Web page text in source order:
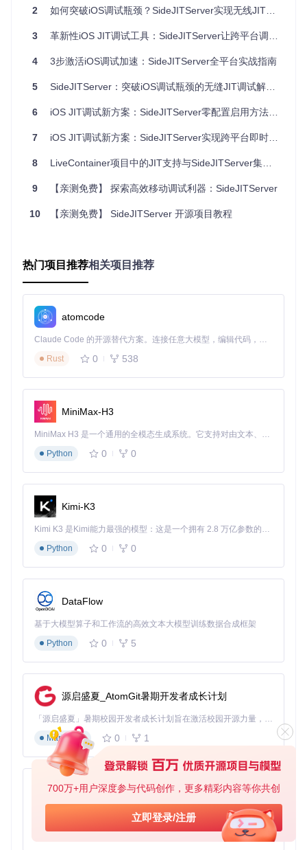
700万+用户深度参与代码创作，更多精彩内容等你共创
立即登录/注册
配置
度
需手动配置多种开发工
简化配置流程，快速上
台支
多平台适配困难
全面支持Windows、m
acOS和Linux
实践指南：快速部署与使用流程
快速部署：3步完成环境配置
准备Python环境
下命令创建并激活虚拟环境：
git clone
cd
安装依赖并启动服务
安装项目所需依赖，然后启动SideJITServer服务：
pip install -r requirements.txt
⚠️注意事项
：启动服务前，请确保iOS设备与计算机处于
同一网络环境，且在设备上信任该计算机以建立安全连
接。
连接设备：无线与USB两种模式选择
无线连接
接与计算机相同的网络，然后在SideJITServer控制台中输
入设备的IP地址进行配对。
在SideJITServer控制台中，列出已连接设备上的应用列表，
输入目标应用的序号即可启用JIT功能。启用后，应用将立即
深度解析：SideJITServer工作原理解析
JIT激活流程揭秘
SideJITServer的核心工作流程主要包括三个阶段：
设备发现与认证
服务启动后，通过Bonjour服务或USB协议扫描局域网内的
iOS设备，建立安全连接时需用户在设备上确认信任，防
止未经授权的访问。
计算机与设备建立连接后，SideJITServer向iOS设备发送J
IT激活请求，设备验证请求合法性后授予临时JIT权限。
2 如何突破iOS调试瓶颈？SideJITServer实现无线JIT编译的技术方案
3 革新性iOS JIT调试工具：SideJITServer让跨平台调试效率倍增
4 3步激活iOS调试加速：SideJITServer全平台实战指南
5 SideJITServer：突破iOS调试瓶颈的无缝JIT调试解决方案
6 iOS JIT调试新方案：SideJITServer零配置启用方法与跨平台兼容性解析
7 iOS JIT调试新方案：SideJITServer实现跨平台即时编译
8 LiveContainer项目中的JIT支持与SideJITServer集成指南
9 【亲测免费】 探索高效移动调试利器：SideJITServer
10 【亲测免费】 SideJITServer 开源项目教程
热门项目推荐相关项目推荐
atomcode
Claude Code 的开源替代方案。连接任意大模型，编辑代码，运行命令，自动验证 — 全自动执行。用 Rust 构建，极致性能。 ｜ An open-source alternative to Claude Code. Connect any LLM, edit code, run commands, and verify changes — autonomously. Built in Rust for speed. Get Started
Rust
0 538
MiniMax-H3
MiniMax H3 是一个通用的全模态生成系统。它支持对由文本、图像、视频和音频组成的多模态上下文进行统一理解，并能生成分辨率高达 2K、时长可达 15 秒的带原生立体声音频的视频。得益于面向任务泛化的系统设计，H3 在预训练阶段就已具备广泛的多模态上下文理解与生成能力，能够出色地执行复杂的多模态指令。
Python
0 0
Kimi-K3
Kimi K3 是Kimi能力最强的模型：这是一个拥有 2.8 万亿参数的混合专家（MoE）模型，具备原生视觉理解能力，并支持 100 万 token 的上下文窗口。
Python
0 0
DataFlow
基于大模型算子和工作流的高效文本大模型训练数据合成框架
Python
0 5
源启盛夏_AtomGit暑期开发者成长计划
「源启盛夏」暑期校园开发者成长计划旨在激活校园开源力量，通过积分激励、认证扶持、资源倾斜等形式，引导高校组织和开发者完成「入驻 — 建项目 — 做贡献 — 获认证 — 得资源」的完整闭环。无论你是想带领社团入驻平台的组织者，还是希望用代码贡献证明自己的开发者，都能在这里找到属于你的成长路径。
Markdown
0 1
py-xiaozhi
基于Python的Xiaozhi AI，适用于想要完整Xiaozhi体验而无需拥有专用硬件的用户。
Python
0 1